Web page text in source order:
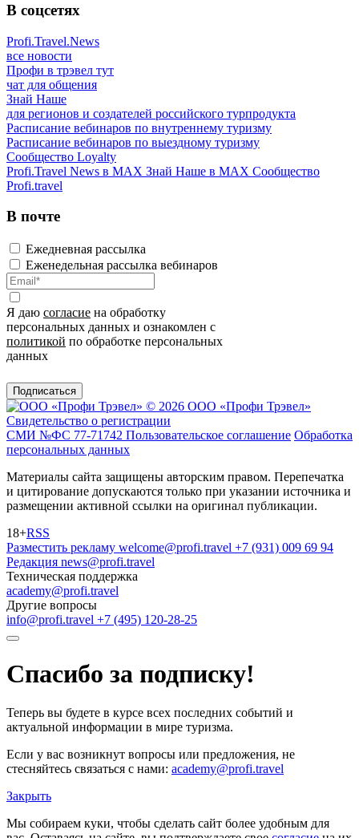
В соцсетях
Profi.Travel.News
все новости
Профи в трэвел тут
чат для общения
Знай Наше
для регионов и создателей российского турпродукта
Расписание вебинаров по внутреннему туризму
Расписание вебинаров по выездному туризму
Сообщество Loyalty
Profi.Travel News в MAX Знай Наше в MAX Сообщество
Profi.travel
В почте
Ежедневная рассылка
Еженедельная рассылка вебинаров
Я даю согласие на обработку
персональных данных и ознакомлен с
политикой по обработке персональных
данных
Подписаться
© 2026 ООО «Профи Трэвeл»
Свидетельство о регистрации
СМИ №ФС 77-71742 Пользовательское соглашение Обработка
персональных данных
Материалы сайта защищены авторским правом. Перепечатка
и цитирование допускаются только при указании источника и
размещении активной ссылки на оригинал публикации.
18+RSS
Разместить рекламу welcome@profi.travel +7 (931) 009 69 94
Редакция news@profi.travel
Техническая поддержка
academy@profi.travel
Другие вопросы
info@profi.travel +7 (495) 120-28-25
Спасибо за подписку!
Теперь вы будете в курсе всех последних событий и
актуальной информации в мире туризма.
Если у вас возникнут вопросы или предложения, не
стесняйтесь связаться с нами: academy@profi.travel
Закрыть
Мы собираем куки, чтобы сделать сайт более удобным для